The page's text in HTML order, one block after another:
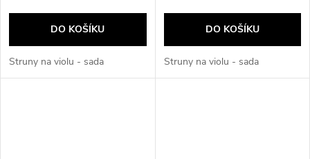
DO KOŠÍKU
Struny na violu - sada
DO KOŠÍKU
Struny na violu - sada